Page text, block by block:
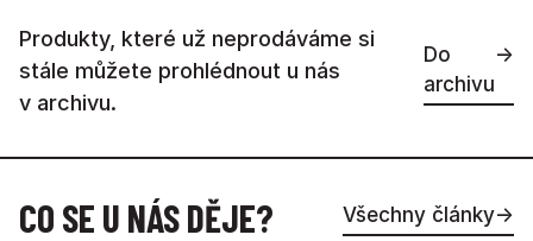
Produkty, které už neprodáváme si
stále můžete prohlédnout u nás
v archivu.
Do
archivu
→
CO SE U NÁS DĚJE? Všechny články→